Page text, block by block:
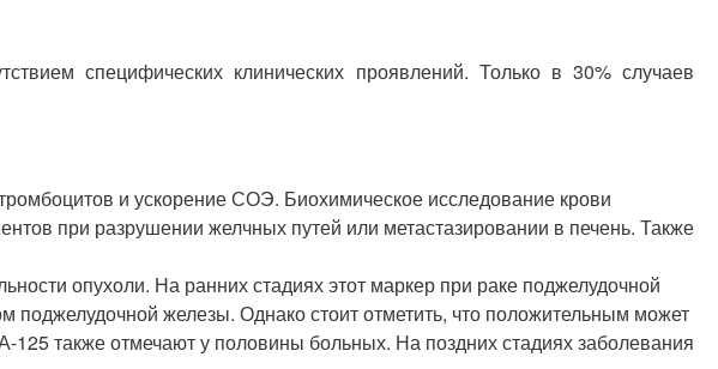
специфических клинических проявлений. Только в 30% случаев
и ускорение СОЭ. Биохимическое исследование крови
при разрушении желчных путей или метастазировании в печень. Также
опухоли. На ранних стадиях этот маркер при раке поджелудочной
железы. Однако стоит отметить, что положительным может
125 также отмечают у половины больных. На поздних стадиях заболевания